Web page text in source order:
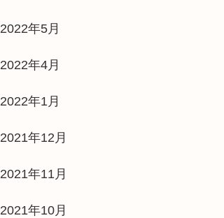
2022年5月
2022年4月
2022年1月
2021年12月
2021年11月
2021年10月